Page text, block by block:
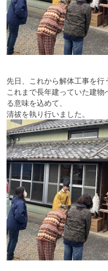
先日、これから解体工事を行
これまで長年建っていた建
る意味を込めて、
清祓を執り行いました。